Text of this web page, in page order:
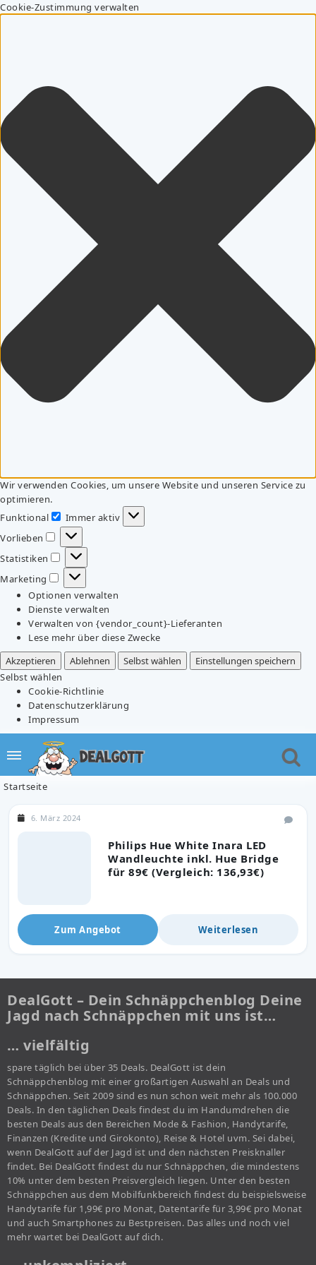
Cookie-Zustimmung verwalten
Wir verwenden Cookies, um unsere Website und unseren Service zu
optimieren.
Funktional
Funktional
Immer aktiv
Vorlieben
Vorlieben
Statistiken
Statistiken
Marketing
Marketing
Optionen verwalten
Dienste verwalten
Verwalten von {vendor_count}-Lieferanten
Lese mehr über diese Zwecke
Akzeptieren
Ablehnen Selbst wählen
Einstellungen speichern
Selbst wählen
Cookie-Richtlinie
Datenschutzerklärung
Impressum
Startseite
Philips Hue White Inara LED
Wandleuchte inkl. Hue Bridge
für 89€ (Vergleich: 136,93€)
6. März 2024
Zum Angebot Weiterlesen
DealGott – Dein Schnäppchenblog Deine
Jagd nach Schnäppchen mit uns ist…
… vielfältig
spare täglich bei über 35 Deals. DealGott ist dein
Schnäppchenblog mit einer großartigen Auswahl an Deals und
Schnäppchen. Seit 2009 sind es nun schon weit mehr als 100.000
Deals. In den täglichen Deals findest du im Handumdrehen die
besten Deals aus den Bereichen Mode & Fashion, Handytarife,
Finanzen (Kredite und Girokonto), Reise & Hotel uvm. Sei dabei,
wenn DealGott auf der Jagd ist und den nächsten Preisknaller
findet. Bei DealGott findest du nur Schnäppchen, die mindestens
10% unter dem besten Preisvergleich liegen. Unter den besten
Schnäppchen aus dem Mobilfunkbereich findest du beispielsweise
Handytarife für 1,99€ pro Monat, Datentarife für 3,99€ pro Monat
und auch Smartphones zu Bestpreisen. Das alles und noch viel
mehr wartet bei DealGott auf dich.